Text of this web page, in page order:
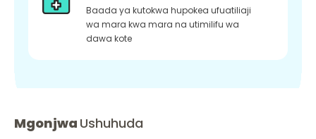
Baada ya kutokwa hupokea ufuatiliaji
wa mara kwa mara na utimilifu wa
dawa kote
Mgonjwa Ushuhuda